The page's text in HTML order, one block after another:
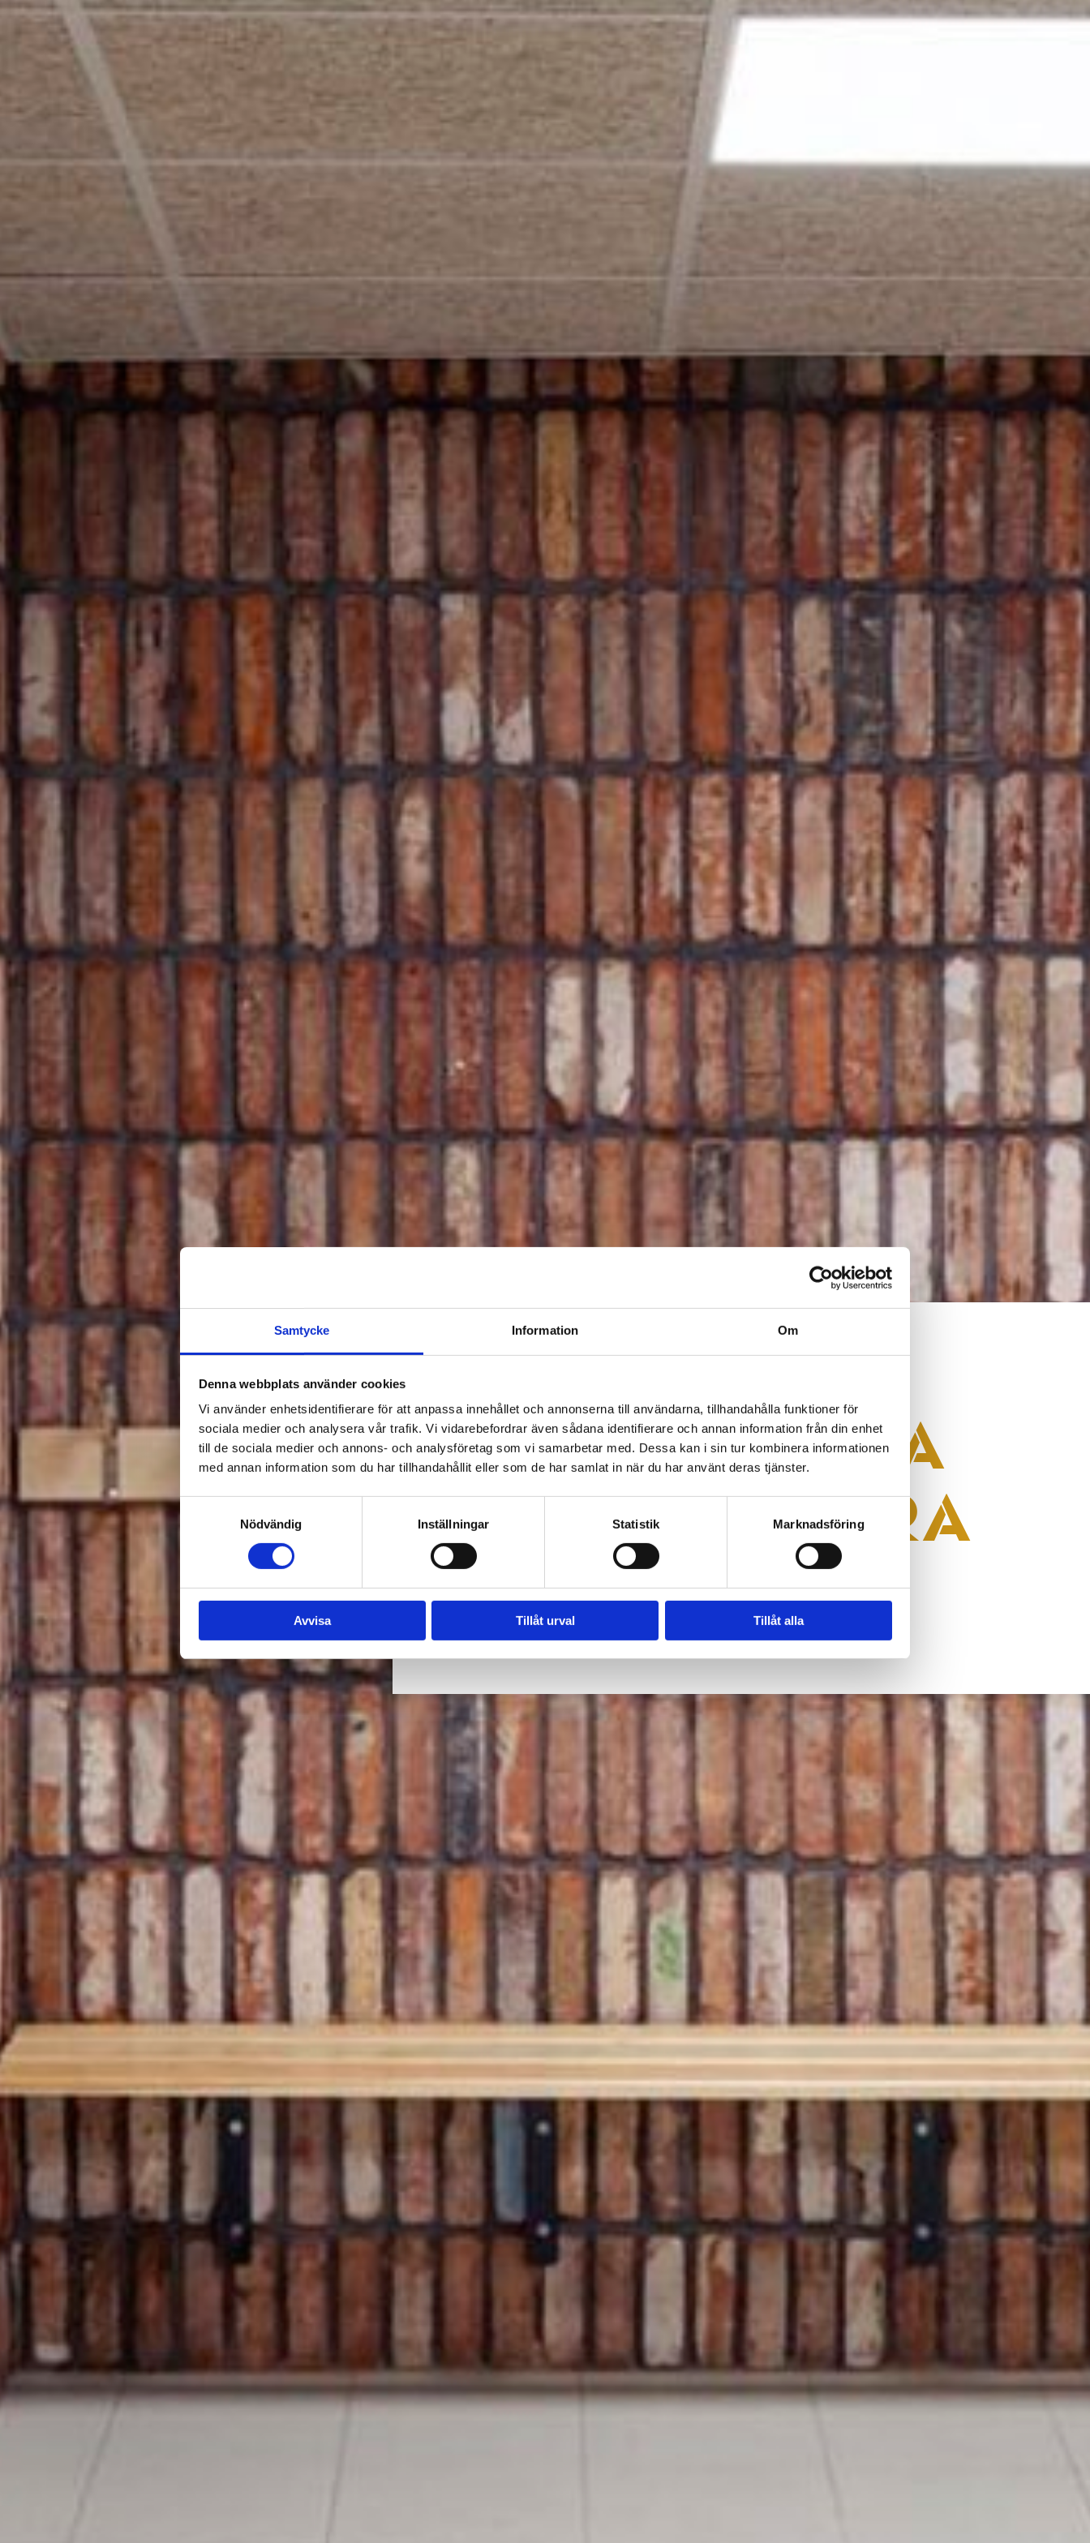
Samtycke Information Om
Denna webbplats använder cookies
Vi använder enhetsidentifierare för att anpassa innehållet och annonserna till användarna, tillhandahålla funktioner för
sociala medier och analysera vår trafik. Vi vidarebefordrar även sådana identifierare och annan information från din enhet
till de sociala medier och annons- och analysföretag som vi samarbetar med. Dessa kan i sin tur kombinera informationen
med annan information som du har tillhandahållit eller som de har samlat in när du har använt deras tjänster.
Samtyckesval
Nödvändig
Inställningar Statistik Marknadsföring
Avvisa Tillåt urval Tillåt alla
DET SKA VARA
LÄTT ATT VARA
LITEN